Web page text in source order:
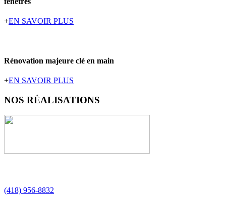
+EN SAVOIR PLUS
Rénovation majeure clé en main
+EN SAVOIR PLUS
NOS RÉALISATIONS
(418) 956-8832